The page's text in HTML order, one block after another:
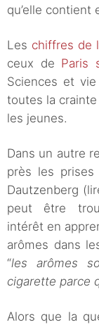
qu’elle contient
Les chiffres de
ceux de Paris
Sciences et
toutes la
les jeunes.
Dans un autre
près les
Dautzenberg
peut être
intérêt en
arômes dans
“les arômes
cigarette parce
Alors que la